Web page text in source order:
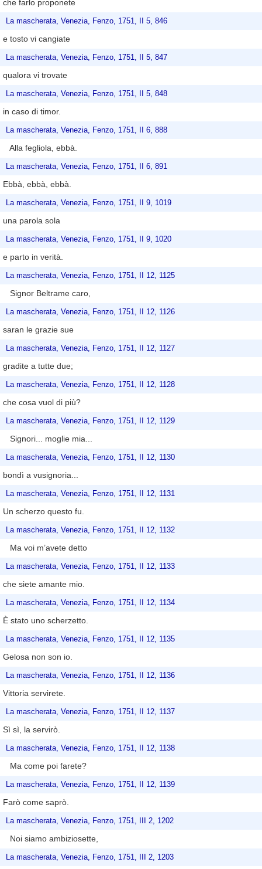
che farlo proponete
La mascherata, Venezia, Fenzo, 1751, II 5, 846
e tosto vi cangiate
La mascherata, Venezia, Fenzo, 1751, II 5, 847
qualora vi trovate
La mascherata, Venezia, Fenzo, 1751, II 5, 848
in caso di timor.
La mascherata, Venezia, Fenzo, 1751, II 6, 888
Alla fegliola, ebbà.
La mascherata, Venezia, Fenzo, 1751, II 6, 891
Ebbà, ebbà, ebbà.
La mascherata, Venezia, Fenzo, 1751, II 9, 1019
una parola sola
La mascherata, Venezia, Fenzo, 1751, II 9, 1020
e parto in verità.
La mascherata, Venezia, Fenzo, 1751, II 12, 1125
Signor Beltrame caro,
La mascherata, Venezia, Fenzo, 1751, II 12, 1126
saran le grazie sue
La mascherata, Venezia, Fenzo, 1751, II 12, 1127
gradite a tutte due;
La mascherata, Venezia, Fenzo, 1751, II 12, 1128
che cosa vuol di più?
La mascherata, Venezia, Fenzo, 1751, II 12, 1129
Signori... moglie mia...
La mascherata, Venezia, Fenzo, 1751, II 12, 1130
bondì a vusignoria...
La mascherata, Venezia, Fenzo, 1751, II 12, 1131
Un scherzo questo fu.
La mascherata, Venezia, Fenzo, 1751, II 12, 1132
Ma voi m’avete detto
La mascherata, Venezia, Fenzo, 1751, II 12, 1133
che siete amante mio.
La mascherata, Venezia, Fenzo, 1751, II 12, 1134
È stato uno scherzetto.
La mascherata, Venezia, Fenzo, 1751, II 12, 1135
Gelosa non son io.
La mascherata, Venezia, Fenzo, 1751, II 12, 1136
Vittoria servirete.
La mascherata, Venezia, Fenzo, 1751, II 12, 1137
Sì sì, la servirò.
La mascherata, Venezia, Fenzo, 1751, II 12, 1138
Ma come poi farete?
La mascherata, Venezia, Fenzo, 1751, II 12, 1139
Farò come saprò.
La mascherata, Venezia, Fenzo, 1751, III 2, 1202
Noi siamo ambiziosette,
La mascherata, Venezia, Fenzo, 1751, III 2, 1203